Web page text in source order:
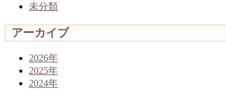
未分類
アーカイブ
2026年
2025年
2024年